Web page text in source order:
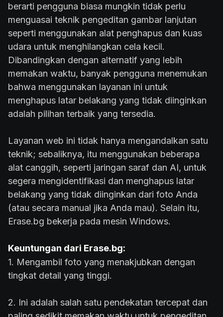
berarti pengguna biasa mungkin tidak perlu
menguasai teknik pengeditan gambar lanjutan
seperti menggunakan alat penghapus dan kuas
udara untuk menghilangkan cela kecil.
Dibandingkan dengan alternatif yang lebih
memakan waktu, banyak pengguna menemukan
bahwa menggunakan layanan ini untuk
menghapus latar belakang yang tidak diinginkan
adalah pilihan terbaik yang tersedia.
Layanan web ini tidak hanya mengandalkan satu
teknik; sebaliknya, itu menggunakan beberapa
alat canggih, seperti jaringan saraf dan AI, untuk
segera mengidentifikasi dan menghapus latar
belakang yang tidak diinginkan dari foto Anda
(atau secara manual jika Anda mau). Selain itu,
Erase.bg bekerja pada mesin Windows.
Keuntungan dari Erase.bg:
1. Mengambil foto yang menakjubkan dengan
tingkat detail yang tinggi.
2. Ini adalah salah satu pendekatan tercepat dan